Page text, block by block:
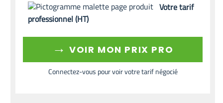
Votre tarif
professionnel (HT)
→ VOIR MON PRIX PRO
Connectez-vous pour voir votre tarif négocié